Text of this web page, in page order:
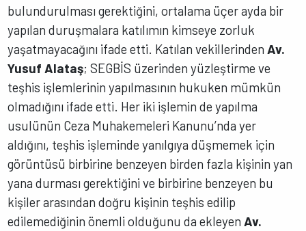
bulundurulması gerektiğini, ortalama üçer ayda bir
yapılan duruşmalara katılımın kimseye zorluk
yaşatmayacağını ifade etti. Katılan vekillerinden Av.
Yusuf Alataş; SEGBİS üzerinden yüzleştirme ve
teşhis işlemlerinin yapılmasının hukuken mümkün
olmadığını ifade etti. Her iki işlemin de yapılma
usulünün Ceza Muhakemeleri Kanunu’nda yer
aldığını, teşhis işleminde yanılgıya düşmemek için
görüntüsü birbirine benzeyen birden fazla kişinin yan
yana durması gerektiğini ve birbirine benzeyen bu
kişiler arasından doğru kişinin teşhis edilip
edilemediğinin önemli olduğunu da ekleyen Av.